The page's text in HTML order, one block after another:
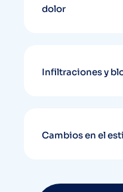
dolor
Infiltraciones y
Cambios en el